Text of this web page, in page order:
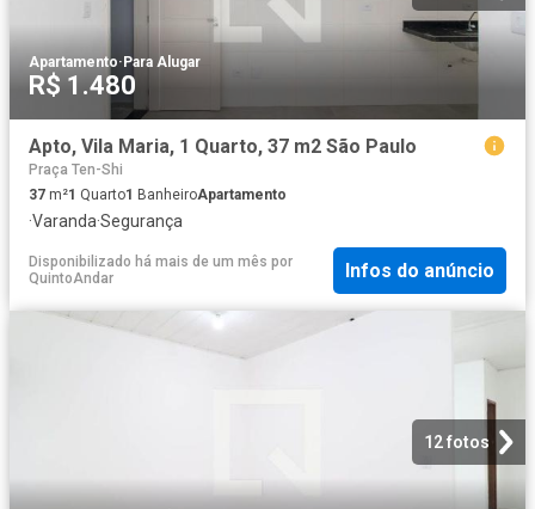
Apartamento· Para Alugar
R$ 1.480
Apto, Vila Maria, 1 Quarto, 37 m2 São Paulo
Praça Ten-Shi
37 m²1 Quarto1 BanheiroApartamento
·Varanda·Segurança
Disponibilizado há mais de um mês por
QuintoAndar
Infos do anúncio
12 fotos